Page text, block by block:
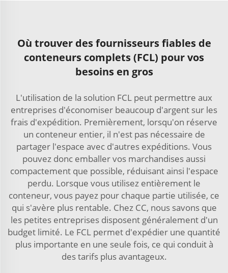
Où trouver des fournisseurs fiables de
conteneurs complets (FCL) pour vos
besoins en gros
L'utilisation de la solution FCL peut permettre aux
entreprises d'économiser beaucoup d'argent sur les
frais d'expédition. Premièrement, lorsqu'on réserve
un conteneur entier, il n'est pas nécessaire de
partager l'espace avec d'autres expéditions. Vous
pouvez donc emballer vos marchandises aussi
compactement que possible, réduisant ainsi l'espace
perdu. Lorsque vous utilisez entièrement le
conteneur, vous payez pour chaque partie utilisée, ce
qui s'avère plus rentable. Chez CC, nous savons que
les petites entreprises disposent généralement d'un
budget limité. Le FCL permet d'expédier une quantité
plus importante en une seule fois, ce qui conduit à
des tarifs plus avantageux.